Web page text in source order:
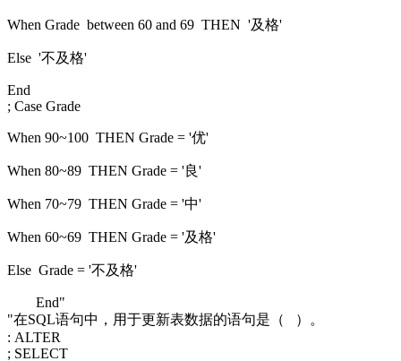
When Grade between 60 and 69 THEN '及格'
Else '不及格'
End
; Case Grade
When 90~100 THEN Grade = '优'
When 80~89 THEN Grade = '良'
When 70~79 THEN Grade = '中'
When 60~69 THEN Grade = '及格'
Else Grade = '不及格'
End"
"在SQL语句中，用于更新表数据的语句是（ ）。
: ALTER
; SELECT